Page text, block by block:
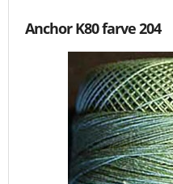
Anchor K80 farve 204